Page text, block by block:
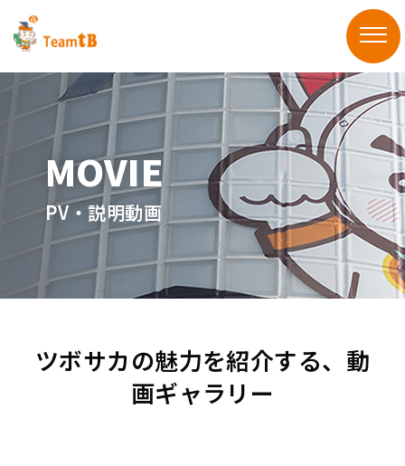
PV・説明動画
ツボサカの魅力を紹介する、動
画ギャラリー